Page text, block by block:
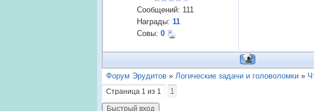
Сообщений: 111
Награды: 11
Совы: 0
Форум Эрудитов » Логические задачи и головоломки »
Страница 1 из 1
1